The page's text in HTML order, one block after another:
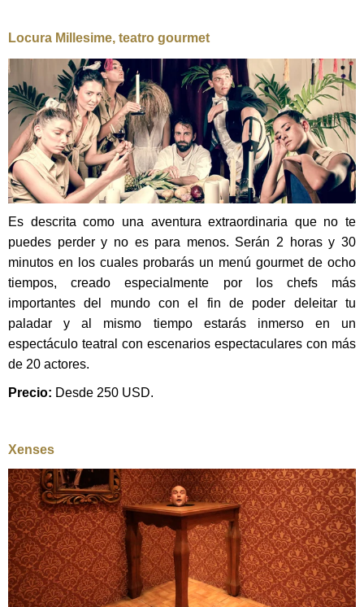
Locura Millesime, teatro gourmet
Es descrita como una aventura extraordinaria que no te
puedes perder y no es para menos. Serán 2 horas y 30
minutos en los cuales probarás un menú gourmet de ocho
tiempos, creado especialmente por los chefs más
importantes del mundo con el fin de poder deleitar tu
paladar y al mismo tiempo estarás inmerso en un
espectáculo teatral con escenarios espectaculares con más
de 20 actores.
Precio: Desde 250 USD.
Xenses